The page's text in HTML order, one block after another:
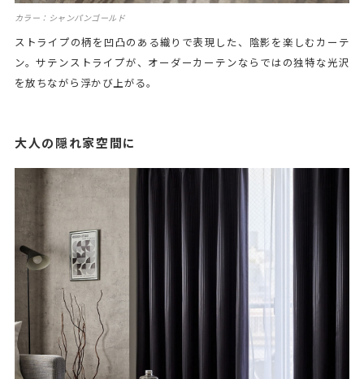
カラー：シャンパンゴールド
ストライプの柄を凹凸のある織りで表現した、陰影を楽しむカーテ
ン。サテンストライプが、オーダーカーテンならではの独特な光沢
を放ちながら浮かび上がる。
大人の隠れ家空間に